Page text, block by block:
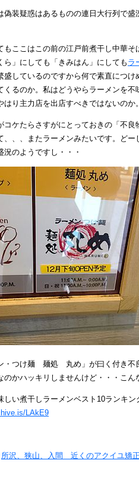
偽装疑惑はあるものの連日大行列で
もここはこの前の江戸前煮干し中華そ
ら」にしても「きみはん」にしても ラ
盛しているのですから何で素直につ
くるのか。私はどうやらラーメンを
はり主力店を出店すべきではないのか。
コケたらさすがにとっておきの「不
、、、またラーメンみたいです。ど
況のようですし・・・
・つけ麺 麺処 丸め」が曰く付き不
のかハッキリしませんけど・・・こん
しい煮干しラーメンベスト10ランキ
LAkE9
所沢、狭山、入間 近くのアクイユ矯